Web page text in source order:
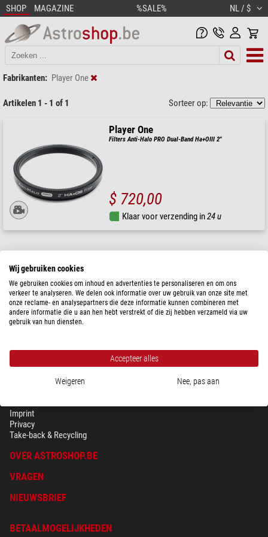
SHOP MAGAZINE %SALE% NL / $
Fabrikanten: Player One
Artikelen 1 - 1 of 1 Sorteer op:
Player One
Filters Anti-Halo PRO Dual-Band Ha+OIII 2"
$ 720,00
Klaar voor verzending in24 u
Imprint
Privacy
Take-back & Recycling
OVER ASTROSHOP.BE
VRAGEN
NIEUWSBRIEF
BETAALMOGELIJKHEDEN
Wij gebruiken cookies
We gebruiken cookies om inhoud en advertenties te personaliseren en om ons
verkeer te analyseren. We delen ook informatie over uw gebruik van onze site met
onze reclame- en analysepartners die deze informatie kunnen combineren met
andere informatie die u aan hen hebt verstrekt of die zij hebben verzameld via uw
gebruik van hun diensten.
Accepteer alles
Weigeren Nee, pas aan